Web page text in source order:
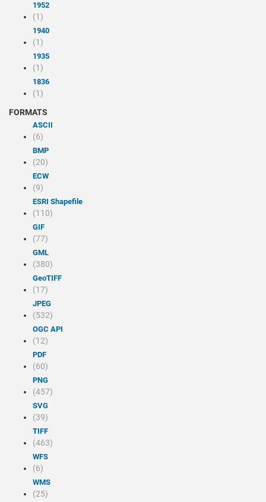
1952
(1)
1940
(1)
1935
(1)
1836
(1)
FORMATS
ASCII
(6)
BMP
(20)
ECW
(9)
ESRI Shapefile
(110)
GIF
(77)
GML
(380)
GeoTIFF
(17)
JPEG
(532)
OGC API
(12)
PDF
(60)
PNG
(457)
SVG
(39)
TIFF
(463)
WFS
(6)
WMS
(25)